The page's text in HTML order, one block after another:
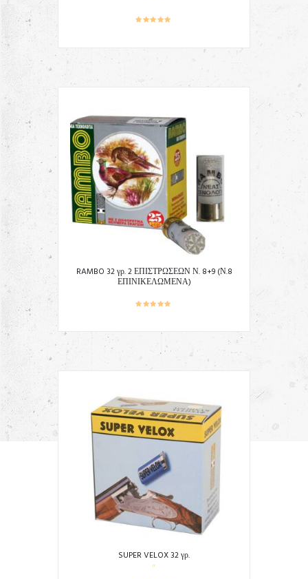
RAMBO 32 γρ. 2 ΕΠΙΣΤΡΩΣΕΩΝ Ν. 8+9 (Ν.8
ΕΠΙΝΙΚΕΛΩΜΕΝΑ)
SUPER VELOX 32 γρ.